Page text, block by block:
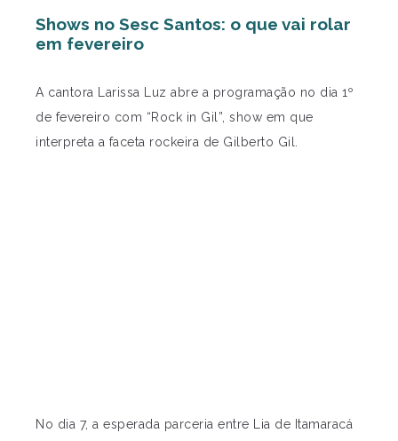
Shows no Sesc Santos: o que vai rolar
em fevereiro
A cantora Larissa Luz abre a programação no dia 1º
de fevereiro com “Rock in Gil”, show em que
interpreta a faceta rockeira de Gilberto Gil.
No dia 7, a esperada parceria entre Lia de Itamaracá